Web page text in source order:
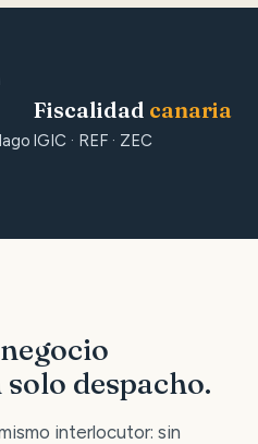
Fiscalidad canaria
IGIC · REF · ZEC
despacho.
interlocutor: sin